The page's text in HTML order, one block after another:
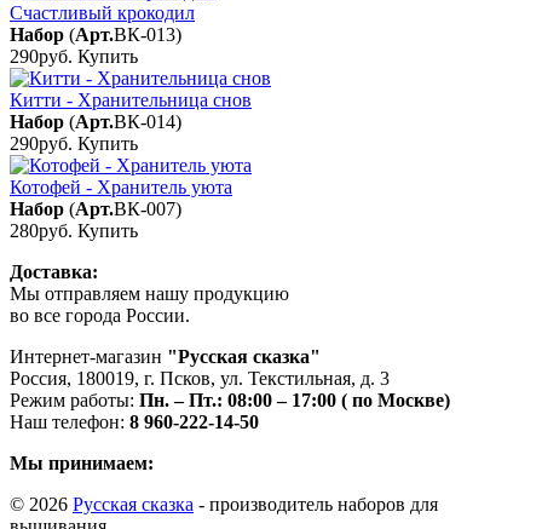
Счастливый крокодил
Набор (Арт.ВК-013)
290руб. Купить
Китти - Хранительница снов
Набор (Арт.ВК-014)
290руб. Купить
Котофей - Хранитель уюта
Набор (Арт.ВК-007)
280руб. Купить
Доставка:
Мы отправляем нашу продукцию
во все города России.
Интернет-магазин "Русская сказка"
Россия, 180019, г. Псков, ул. Текстильная, д. 3
Режим работы: Пн. – Пт.: 08:00 – 17:00 ( по Москве)
Наш телефон: 8 960-222-14-50
Мы принимаем:
© 2026 Русская сказка - производитель наборов для